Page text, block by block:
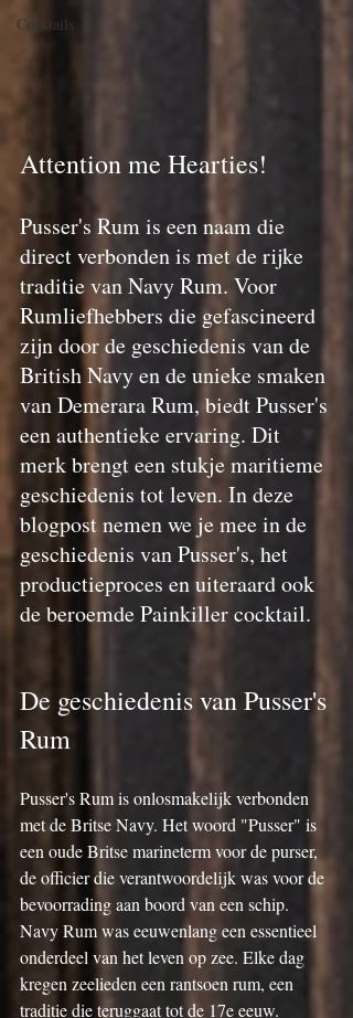
Cocktails
Attention me Hearties!
Pusser's Rum is een naam die
direct verbonden is met de rijke
traditie van Navy Rum. Voor
Rumliefhebbers die gefascineerd
zijn door de geschiedenis van de
British Navy en de unieke smaken
van Demerara Rum, biedt Pusser's
een authentieke ervaring. Dit
merk brengt een stukje maritieme
geschiedenis tot leven. In deze
blogpost nemen we je mee in de
geschiedenis van Pusser's, het
productieproces en uiteraard ook
de beroemde Painkiller cocktail.
De geschiedenis van Pusser's
Rum
Pusser's Rum is onlosmakelijk verbonden
met de Britse Navy. Het woord "Pusser" is
een oude Britse marineterm voor de purser,
de officier die verantwoordelijk was voor de
bevoorrading aan boord van een schip.
Navy Rum was eeuwenlang een essentieel
onderdeel van het leven op zee. Elke dag
kregen zeelieden een rantsoen rum, een
traditie die teruggaat tot de 17e eeuw.